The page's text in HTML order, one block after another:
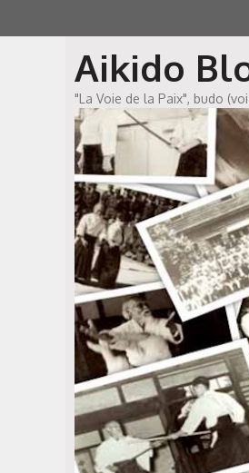
au
Aikido
"La Voie de la Paix", budo